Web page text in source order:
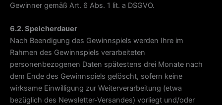
Gewinner gemäß Art. 6 Abs. 1 lit. a DSGVO.
6.2. Speicherdauer
Nach Beendigung des Gewinnspiels werden Ihre im
Rahmen des Gewinnspiels verarbeiteten
personenbezogenen Daten spätestens drei Monate nach
dem Ende des Gewinnspiels gelöscht, sofern keine
wirksame Einwilligung zur Weiterverarbeitung (etwa
bezüglich des Newsletter-Versandes) vorliegt und/oder